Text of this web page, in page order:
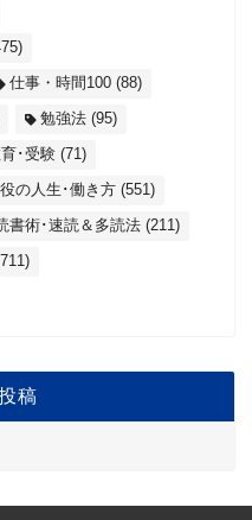
仕事・時間100 (88)
勉強法 (95)
･受験 (71)
の人生･働き方 (551)
書術･速読＆多読法 (211)
稿